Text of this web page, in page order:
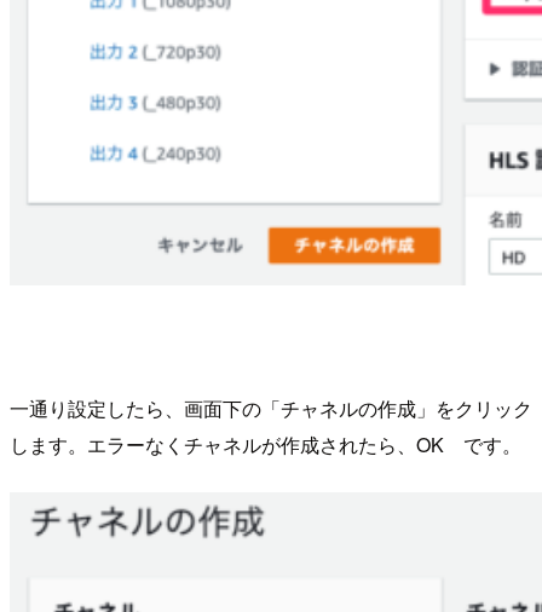
一通り設定したら、画面下の「チャネルの作成」をクリック
します。エラーなくチャネルが作成されたら、OK です。